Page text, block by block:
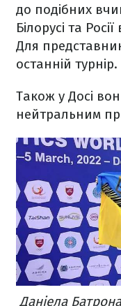
до подібних
Білорусі та
Для
останній турнір.
Також у Досі
нейтральним
Даніела